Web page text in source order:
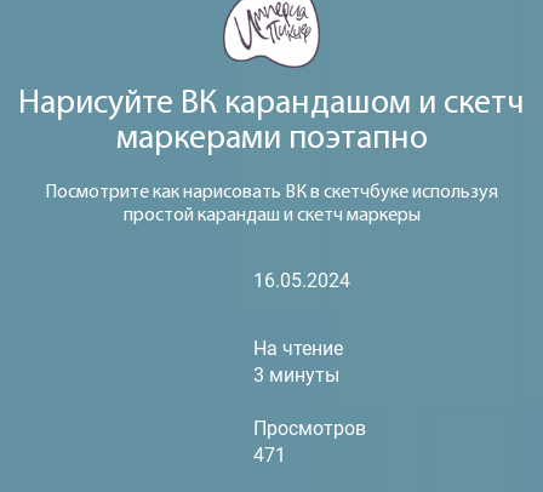
Нарисуйте ВК карандашом и скетч
маркерами поэтапно
Посмотрите как нарисовать ВК в скетчбуке используя
простой карандаш и скетч маркеры
16.05.2024
На чтение
3 минуты
Просмотров
471